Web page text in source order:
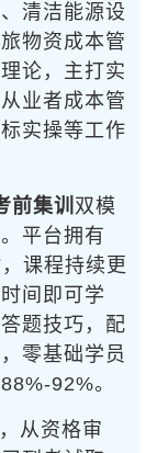
清洁能源设
物资成本管
论，主打实
业者成本管
实操等工作
前集训 双模
平台拥有
课程持续更
间即可学
题技巧，配
零基础学员
92%。
从资格审